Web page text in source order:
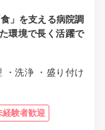
」を支える病院調
環境で長く活躍で
・洗浄 ・盛り付け
経験者歓迎